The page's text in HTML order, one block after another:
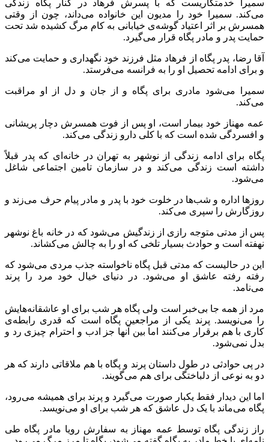
سمیرا خدمتکاریست که با پسرش فرهاد در کنار پگاه زندگی
می‌کند. سمیرا خود را مدیون این خانواده می‌داند، چون از وقتی
همسرش بر اثر اعتیاد گوشه‌ی خیابانی به کام مرگ کشیده شد تحت
حمایت پدر و مادر پگاه قرار می‌گیرد.
آقا رضا، پدر پگاه از فرهاد مثل فرزند خود نگهداری و حمایت می‌کند
و برای ادامه تحصیل او را به فرانسه می‌فرستد.
سمیرا می‌شود مادری برای پگاه و از جان و دل از او مراقبت
می‌کند.
عمه مهناز خود بیمار است، او پس از فوت همسرش دچار پریشانی
و افسردگی شده است که با کلی دارو زندگی می‌کند.
پگاه برای ادامه زندگی از نوشهر به تهران در خانه‌ای که پدر قبلاً
داشته است زندگی می‌کند و در سازمان تامین اجتماعی شاغل
می‌شود.
روزها اداره و شب‌ها در خلوت خود با پدر و مادر پیام حرف می‌زند و
روزگارش را سپری می‌کند.
پس از مدتی متوجه رازی از زندگیش می‌شود که در خانه باغ نوشهر
نهفته است و حوادث بسیار تلخی که او را به چالش می‌کشاند.
این در حالیست که مدتی قبل پگاه ناخواسته جذب مردی می‌شود که
رفته رفته عاشق او می‌شود. در دنیای خیال خود مرد را پرند
می‌نامد.
مرد از همه جا بی‌خبر است ولی پگاه هر شب برای او عاشقانه‌هایش
را می‌نویسد. پرند یکی از مراجعین پگاه است که قدری رابطه‌ی
کاری با هم برقرار می‌کنند اما بین آنها جز ادب و احترام چیزی رد و
بدل نمی‌شود.
در پی حوادثی در طول داستان پرند و پگاه با هم ملاقاتی دارند که هر
دو به نوعی از دلباختگی برای هم می‌گویند.
اما این دیدار فقط یکبار صورت می‌گیرد و پرند برای همیشه می‌رود،
پگاه می‌ماند با یک دل عاشق که هر شب برای او می‌نویسد.
راز زندگی پگاه توسط عمه مهناز به سفارش رویا مادر پگاه طی